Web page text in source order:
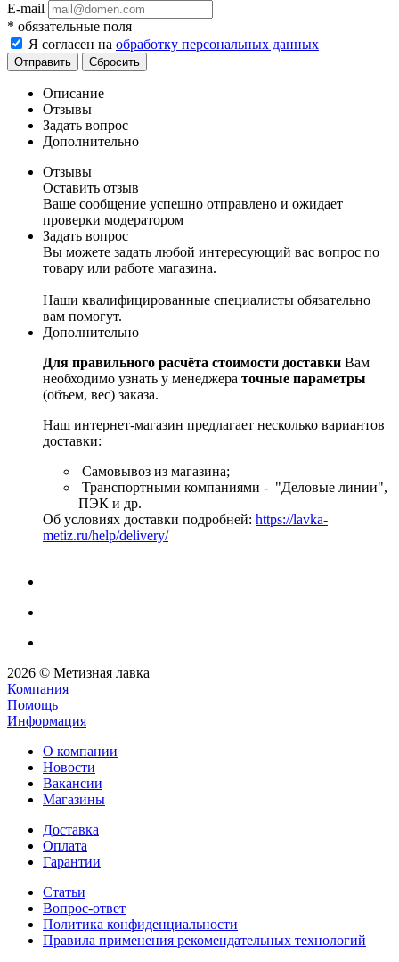
E-mail
* обязательные поля
Я согласен на обработку персональных данных
Сбросить
Описание
Отзывы
Задать вопрос
Дополнительно
Отзывы
Оставить отзыв
Ваше сообщение успешно отправлено и ожидает
проверки модератором
Задать вопрос
Вы можете задать любой интересующий вас вопрос по
товару или работе магазина.
Наши квалифицированные специалисты обязательно
вам помогут.
Дополнительно
Для правильного расчёта стоимости доставки Вам
необходимо узнать у менеджера точные параметры
(объем, вес) заказа.
Наш интернет-магазин предлагает несколько вариантов
доставки:
Самовывоз из магазина;
Транспортными компаниями - "Деловые линии",
ПЭК и др.
Об условиях доставки подробней: https://lavka-
metiz.ru/help/delivery/
2026 © Метизная лавка
Компания
Помощь
Информация
О компании
Новости
Вакансии
Магазины
Доставка
Оплата
Гарантии
Статьи
Вопрос-ответ
Политика конфиденциальности
Правила применения рекомендательных технологий